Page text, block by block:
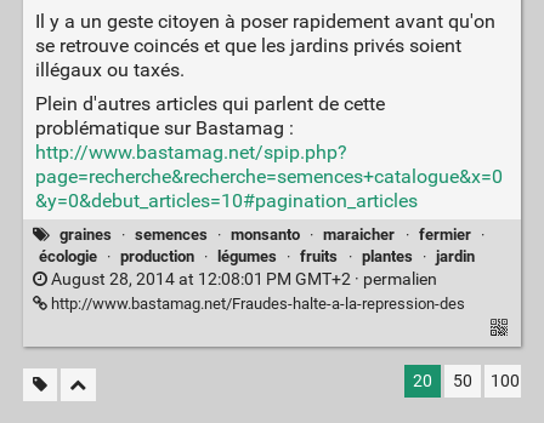
Il y a un geste citoyen à poser rapidement avant qu'on
se retrouve coincés et que les jardins privés soient
illégaux ou taxés.
Plein d'autres articles qui parlent de cette
problématique sur Bastamag :
http://www.bastamag.net/spip.php?
page=recherche&recherche=semences+catalogue&x=0
&y=0&debut_articles=10#pagination_articles
graines · semences · monsanto · maraicher · fermier
·
écologie
· production · légumes · fruits · plantes · jardin
August 28, 2014 at 12:08:01 PM GMT+2 · permalien
http://www.bastamag.net/Fraudes-halte-a-la-repression-des
20 50 100